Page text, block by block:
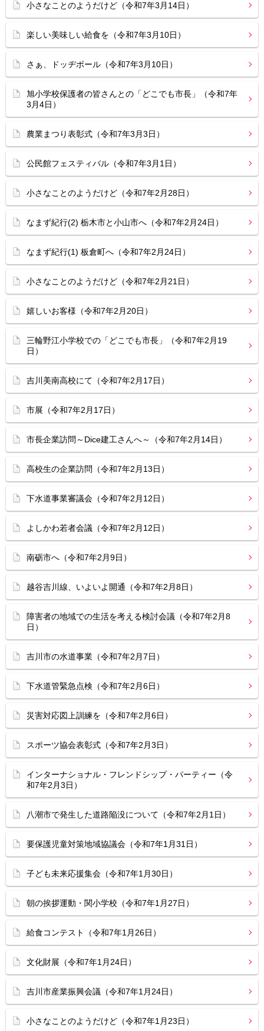
小さなことのようだけど（令和7年3月14日）
楽しい美味しい給食を（令和7年3月10日）
さぁ、ドッヂボール（令和7年3月10日）
旭小学校保護者の皆さんとの「どこでも市長」（令和7年
3月4日）
農業まつり表彰式（令和7年3月3日）
公民館フェスティバル（令和7年3月1日）
小さなことのようだけど（令和7年2月28日）
なまず紀行(2) 栃木市と小山市へ（令和7年2月24日）
なまず紀行(1) 板倉町へ（令和7年2月24日）
小さなことのようだけど（令和7年2月21日）
嬉しいお客様（令和7年2月20日）
三輪野江小学校での「どこでも市長」（令和7年2月19
日）
吉川美南高校にて（令和7年2月17日）
市展（令和7年2月17日）
市長企業訪問～Dice建工さんへ～（令和7年2月14日）
高校生の企業訪問（令和7年2月13日）
下水道事業審議会（令和7年2月12日）
よしかわ若者会議（令和7年2月12日）
南砺市へ（令和7年2月9日）
越谷吉川線、いよいよ開通（令和7年2月8日）
障害者の地域での生活を考える検討会議（令和7年2月8
日）
吉川市の水道事業（令和7年2月7日）
下水道管緊急点検（令和7年2月6日）
災害対応図上訓練を（令和7年2月6日）
スポーツ協会表彰式（令和7年2月3日）
インターナショナル・フレンドシップ・パーティー（令
和7年2月3日）
八潮市で発生した道路陥没について（令和7年2月1日）
要保護児童対策地域協議会（令和7年1月31日）
子ども未来応援集会（令和7年1月30日）
朝の挨拶運動・関小学校（令和7年1月27日）
給食コンテスト（令和7年1月26日）
文化財展（令和7年1月24日）
吉川市産業振興会議（令和7年1月24日）
小さなことのようだけど（令和7年1月23日）